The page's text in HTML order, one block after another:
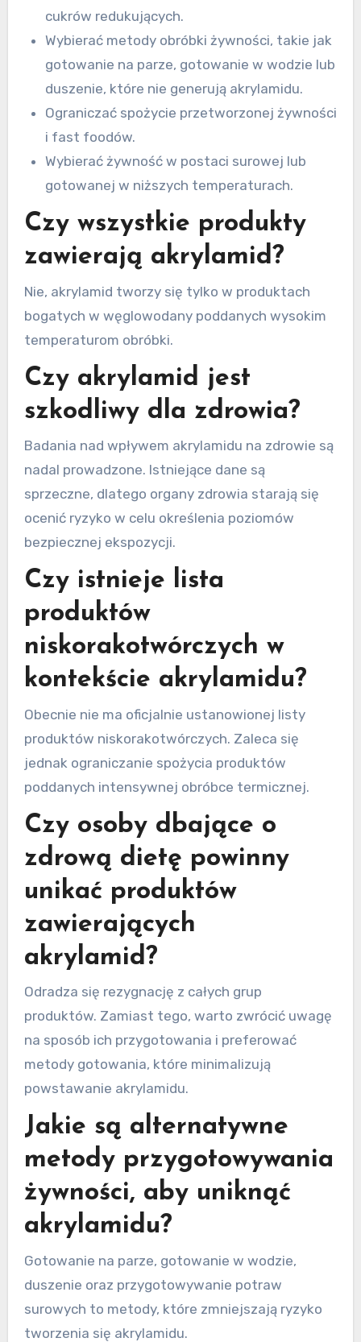
cukrów redukujących.
Wybierać metody obróbki żywności, takie jak
gotowanie na parze, gotowanie w wodzie lub
duszenie, które nie generują akrylamidu.
Ograniczać spożycie przetworzonej żywności
i fast foodów.
Wybierać żywność w postaci surowej lub
gotowanej w niższych temperaturach.
Czy wszystkie produkty
zawierają akrylamid?
Nie, akrylamid tworzy się tylko w produktach
bogatych w węglowodany poddanych wysokim
temperaturom obróbki.
Czy akrylamid jest
szkodliwy dla zdrowia?
Badania nad wpływem akrylamidu na zdrowie są
nadal prowadzone. Istniejące dane są
sprzeczne, dlatego organy zdrowia starają się
ocenić ryzyko w celu określenia poziomów
bezpiecznej ekspozycji.
Czy istnieje lista
produktów
niskorakotwórczych w
kontekście akrylamidu?
Obecnie nie ma oficjalnie ustanowionej listy
produktów niskorakotwórczych. Zaleca się
jednak ograniczanie spożycia produktów
poddanych intensywnej obróbce termicznej.
Czy osoby dbające o
zdrową dietę powinny
unikać produktów
zawierających
akrylamid?
Odradza się rezygnację z całych grup
produktów. Zamiast tego, warto zwrócić uwagę
na sposób ich przygotowania i preferować
metody gotowania, które minimalizują
powstawanie akrylamidu.
Jakie są alternatywne
metody przygotowywania
żywności, aby uniknąć
akrylamidu?
Gotowanie na parze, gotowanie w wodzie,
duszenie oraz przygotowywanie potraw
surowych to metody, które zmniejszają ryzyko
tworzenia się akrylamidu.